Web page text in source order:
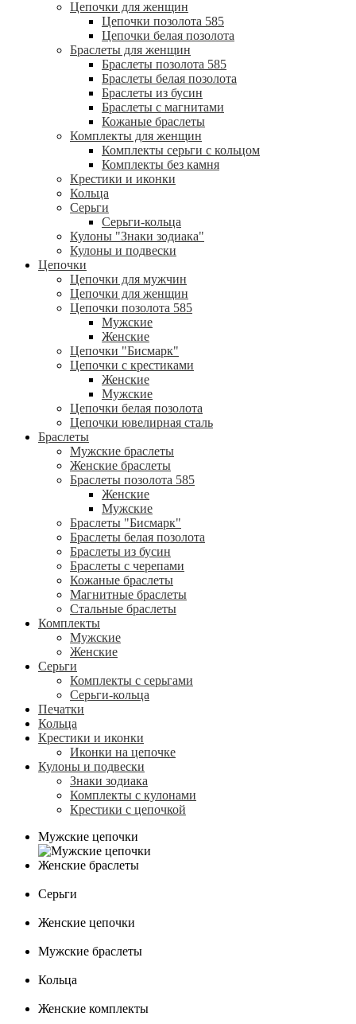
Цепочки для женщин
Цепочки позолота 585
Цепочки белая позолота
Браслеты для женщин
Браслеты позолота 585
Браслеты белая позолота
Браслеты из бусин
Браслеты с магнитами
Кожаные браслеты
Комплекты для женщин
Комплекты серьги с кольцом
Комплекты без камня
Крестики и иконки
Кольца
Серьги
Серьги-кольца
Кулоны "Знаки зодиака"
Кулоны и подвески
Цепочки
Цепочки для мужчин
Цепочки для женщин
Цепочки позолота 585
Мужские
Женские
Цепочки "Бисмарк"
Цепочки с крестиками
Женские
Мужские
Цепочки белая позолота
Цепочки ювелирная сталь
Браслеты
Мужские браслеты
Женские браслеты
Браслеты позолота 585
Женские
Мужские
Браслеты "Бисмарк"
Браслеты белая позолота
Браслеты из бусин
Браслеты с черепами
Кожаные браслеты
Магнитные браслеты
Стальные браслеты
Комплекты
Мужские
Женские
Серьги
Комплекты с серьгами
Серьги-кольца
Печатки
Кольца
Крестики и иконки
Иконки на цепочке
Кулоны и подвески
Знаки зодиака
Комплекты с кулонами
Крестики с цепочкой
Мужские цепочки
Женские браслеты
Серьги
Женские цепочки
Мужские браслеты
Кольца
Женские комплекты